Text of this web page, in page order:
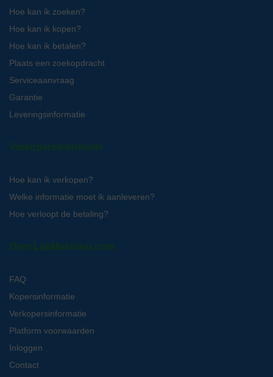
Hoe kan ik zoeken?
Hoe kan ik kopen?
Hoe kan ik betalen?
Plaats een zoekopdracht
Serviceaanvraag
Garantie
Leveringsinformatie
Verkopersinformatie
Hoe kan ik verkopen?
Welke informatie moet ik aanleveren?
Hoe verloopt de betaling?
Over LabMakelaar.com
FAQ
Kopersinformatie
Verkopersinformatie
Platform voorwaarden
Inloggen
Contact